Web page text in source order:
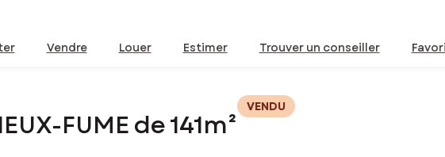
Vendre Louer Estimer Trouver un conseiller
FUME de 141m²
VENDU